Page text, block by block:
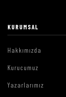
KURUMSAL
Hakkımızda
Kurucumuz
Yazarlarımız